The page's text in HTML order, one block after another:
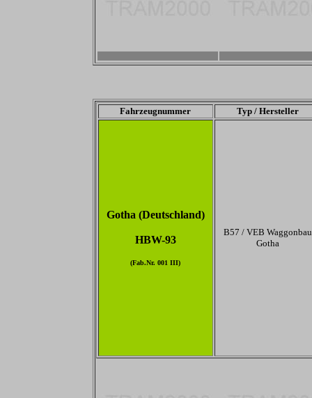
Fahrzeugnummer Typ / Hersteller
Gotha (Deutschland)
HBW-93
(Fab.Nr. 001 III)
B57 / VEB Waggonbau
Gotha